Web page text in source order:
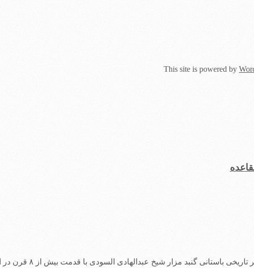
گنبد مزار شیخ عبدالهادی السودی با قدمت بیش از ۸ قرن در استان تعز یمن را منفجر کرد.
This site is powered by